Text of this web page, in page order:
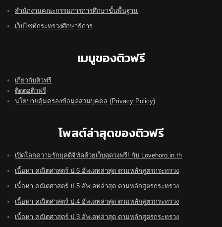
สำนักงานคณะกรรมการการศึกษาขั้นพื้นฐาน
เว็ปไซท์กระทรวงศึกษาธิการ
เมนูของติวฟรี
เกี่ยวกับติวฟรี
ติดต่อติวฟรี
นโยบายคุ้มครองข้อมูลส่วนบุคคล (Privacy Policy)
โพสต์ล่าสุดของติวฟรี
เปิดโลกความรักยุคดิจิทัลด้วยเว็บดูดวงฟรี! กับ Lovehoro.in.th
เนื้อหา คณิตศาสตร์ ป.6 อัพเดทล่าสุด ตามหลักสูตรกระทรวง
เนื้อหา คณิตศาสตร์ ป.5 อัพเดทล่าสุด ตามหลักสูตรกระทรวง
เนื้อหา คณิตศาสตร์ ป.4 อัพเดทล่าสุด ตามหลักสูตรกระทรวง
เนื้อหา คณิตศาสตร์ ป.3 อัพเดทล่าสุด ตามหลักสูตรกระทรวง